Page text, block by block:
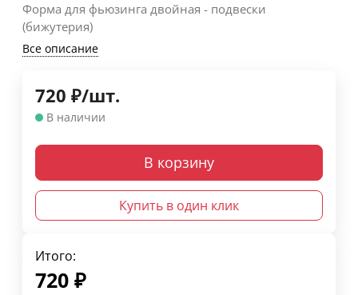
Форма для фьюзинга двойная - подвески
(бижутерия)
Все описание
720 ₽/шт.
В наличии
В корзину
Купить в один клик
Итого:
720 ₽